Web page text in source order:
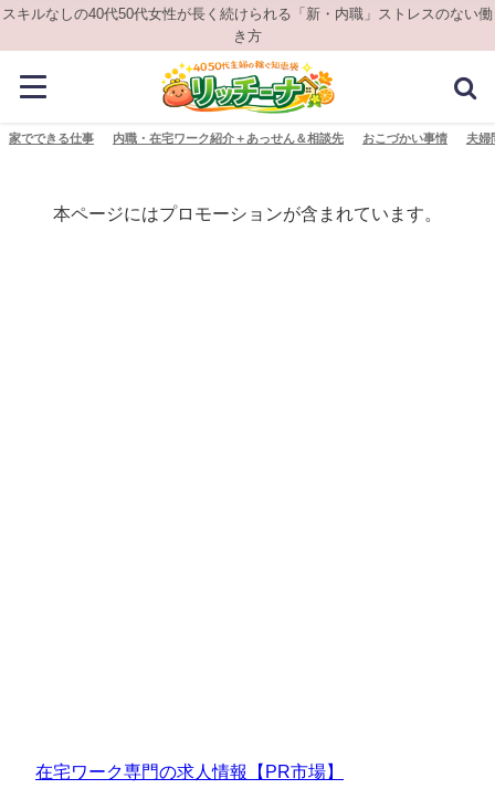
スキルなしの40代50代女性が長く続けられる「新・内職」ストレスのない働
き方
家でできる仕事 内職・在宅ワーク紹介＋あっせん＆相談先 おこづかい事情 夫婦
本ページにはプロモーションが含まれています。
在宅ワーク専門の求人情報【PR市場】